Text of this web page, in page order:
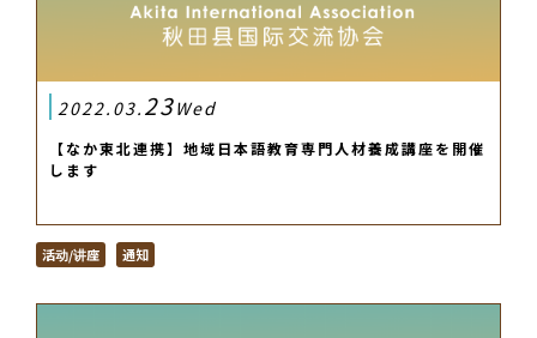
2022.03. 23Wed
【なか東北連携】地域日本語教育専門人材養成講座を開催
します
活动/讲座 通知